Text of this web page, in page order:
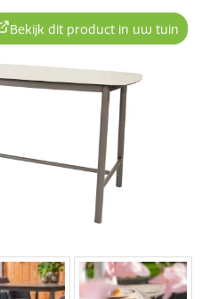
Bekijk dit product in uw tuin